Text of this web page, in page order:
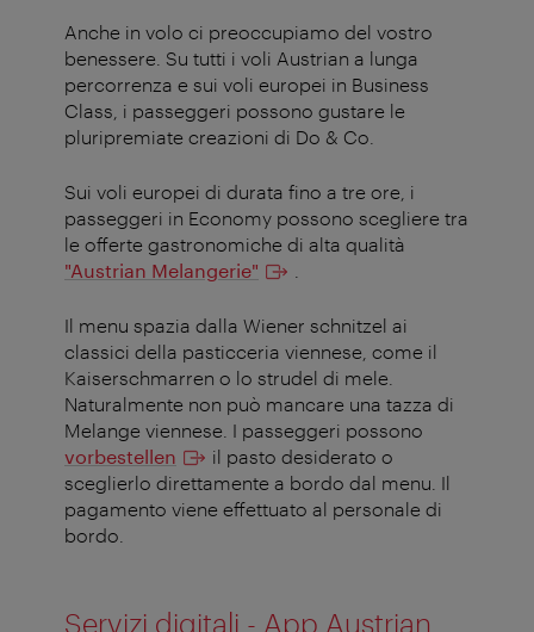
Anche in volo ci preoccupiamo del vostro
benessere. Su tutti i voli Austrian a lunga
percorrenza e sui voli europei in Business
Class, i passeggeri possono gustare le
pluripremiate creazioni di Do & Co.
Sui voli europei di durata fino a tre ore, i
passeggeri in Economy possono scegliere tra
le offerte gastronomiche di alta qualità
"Austrian Melangerie"
Il menu spazia dalla Wiener schnitzel ai
classici della pasticceria viennese, come il
Kaiserschmarren o lo strudel di mele.
Naturalmente non può mancare una tazza di
Melange viennese. I passeggeri possono
vorbestellen
il pasto desiderato o
sceglierlo direttamente a bordo dal menu. Il
pagamento viene effettuato al personale di
bordo.
Servizi digitali - App Austrian